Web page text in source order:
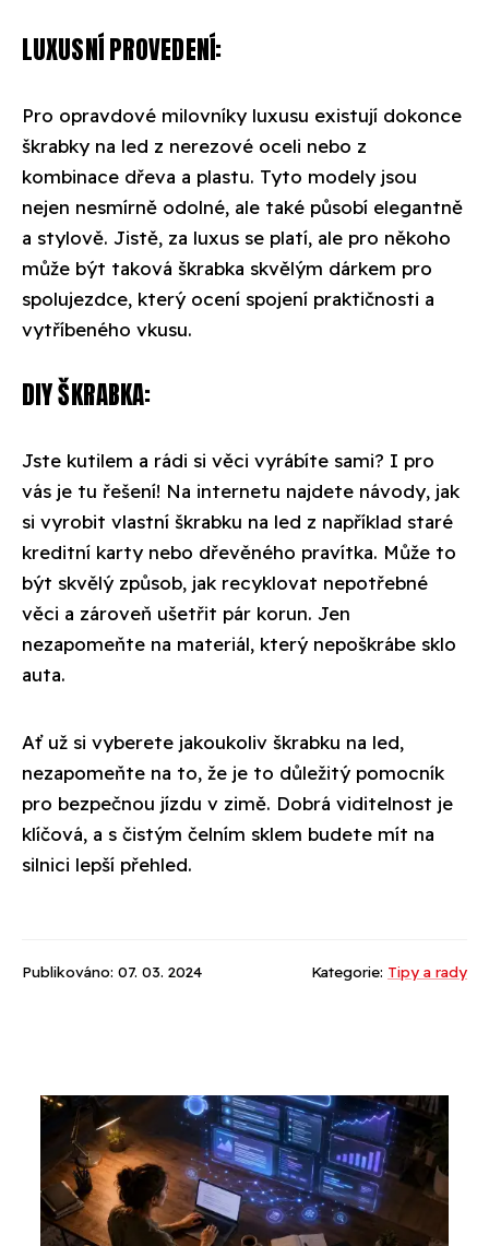
LUXUSNÍ PROVEDENÍ:
Pro opravdové milovníky luxusu existují dokonce
škrabky na led z nerezové oceli nebo z
kombinace dřeva a plastu. Tyto modely jsou
nejen nesmírně odolné, ale také působí elegantně
a stylově. Jistě, za luxus se platí, ale pro někoho
může být taková škrabka skvělým dárkem pro
spolujezdce, který ocení spojení praktičnosti a
vytříbeného vkusu.
DIY ŠKRABKA:
Jste kutilem a rádi si věci vyrábíte sami? I pro
vás je tu řešení! Na internetu najdete návody, jak
si vyrobit vlastní škrabku na led z například staré
kreditní karty nebo dřevěného pravítka. Může to
být skvělý způsob, jak recyklovat nepotřebné
věci a zároveň ušetřit pár korun. Jen
nezapomeňte na materiál, který nepoškrábe sklo
auta.
Ať už si vyberete jakoukoliv škrabku na led,
nezapomeňte na to, že je to důležitý pomocník
pro bezpečnou jízdu v zimě. Dobrá viditelnost je
klíčová, a s čistým čelním sklem budete mít na
silnici lepší přehled.
Publikováno: 07. 03. 2024 Kategorie: Tipy a rady